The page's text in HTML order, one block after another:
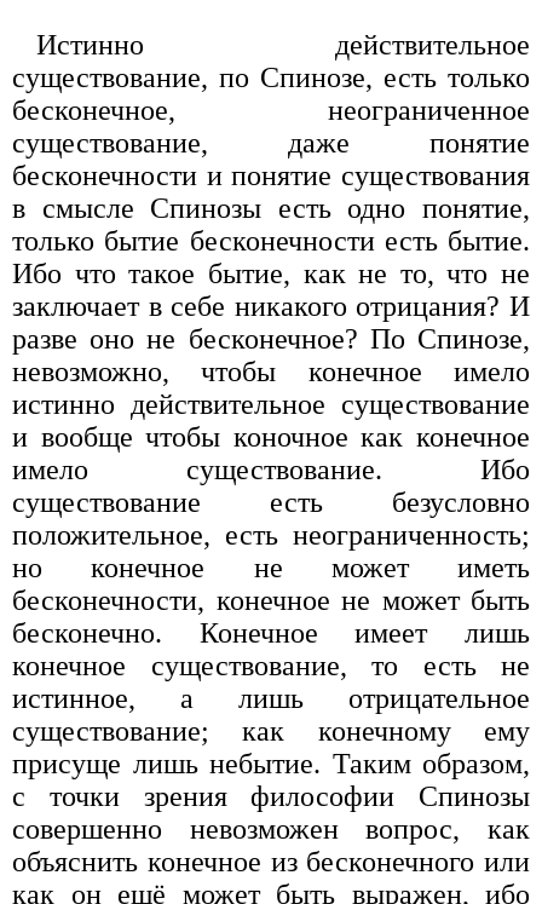
Истинно действительное
существование, по Спинозе, есть только
бесконечное, неограниченное
существование, даже понятие
бесконечности и понятие существования
в смысле Спинозы есть одно понятие,
только бытие бесконечности есть бытие.
Ибо что такое бытие, как не то, что не
заключает в себе никакого отрицания? И
разве оно не бесконечное? По Спинозе,
невозможно, чтобы конечное имело
истинно действительное существование
и вообще чтобы коночное как конечное
имело существование. Ибо
существование есть безусловно
положительное, есть неограниченность;
но конечное не может иметь
бесконечности, конечное не может быть
бесконечно. Конечное имеет лишь
конечное существование, то есть не
истинное, а лишь отрицательное
существование; как конечному ему
присуще лишь небытие. Таким образом,
с точки зрения философии Спинозы
совершенно невозможен вопрос, как
объяснить конечное из бесконечного или
как он ещё может быть выражен, ибо